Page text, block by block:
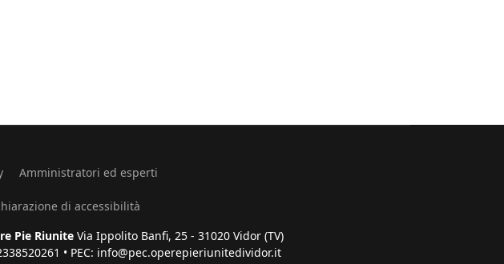
Amministratori ed esperti
di accessibilità
Pie Riunite Via Ippolito Banfi, 25 - 31020 Vidor (TV)
• PEC: info@pec.operepieriunitedividor.it